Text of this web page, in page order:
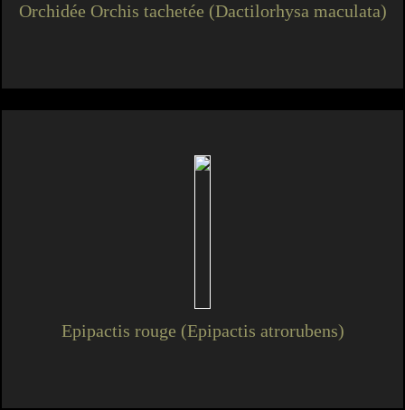
Orchidée Orchis tachetée (Dactilorhysa maculata)
Epipactis rouge (Epipactis atrorubens)